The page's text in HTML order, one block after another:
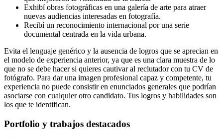
Exhibí obras fotográficas en una galería de arte para atraer
nuevas audiencias interesadas en fotografía.
Recibí un reconocimiento internacional por una serie
documental centrada en la vida urbana.
Evita el lenguaje genérico y la ausencia de logros que se aprecian en
el modelo de experiencia anterior, ya que es una clara muestra de lo
que no se debe hacer si quieres cautivar al reclutador con tu CV de
fotógrafo. Para dar una imagen profesional capaz y competente, tu
experiencia no puede consistir en enunciados generales que podrían
asociarse con cualquier otro candidato. Tus logros y habilidades son
los que te identifican.
Portfolio y trabajos destacados